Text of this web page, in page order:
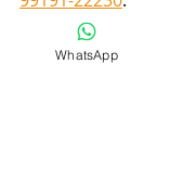
#direito#advogado
WhatsApp